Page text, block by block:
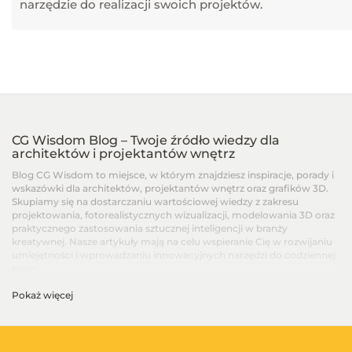
narzędzie do realizacji swoich projektów.
CG Wisdom Blog – Twoje źródło wiedzy dla
architektów i projektantów wnętrz
Blog CG Wisdom to miejsce, w którym znajdziesz inspiracje, porady i
wskazówki dla architektów, projektantów wnętrz oraz grafików 3D.
Skupiamy się na dostarczaniu wartościowej wiedzy z zakresu
projektowania, fotorealistycznych wizualizacji, modelowania 3D oraz
praktycznego zastosowania sztucznej inteligencji w branży
kreatywnej. Nasze artykuły mają na celu wspieranie Cię w rozwijaniu
Artykuły dla architektów i projektantów wnętrz –
Pokaż więcej